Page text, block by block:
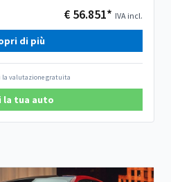
€ 56.851* IVA incl.
di più
la valutazione gratuita
la tua auto